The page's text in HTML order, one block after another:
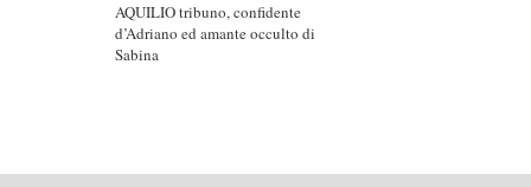
AQUILIO tribuno, confidente
d’Adriano ed amante occulto di
Sabina